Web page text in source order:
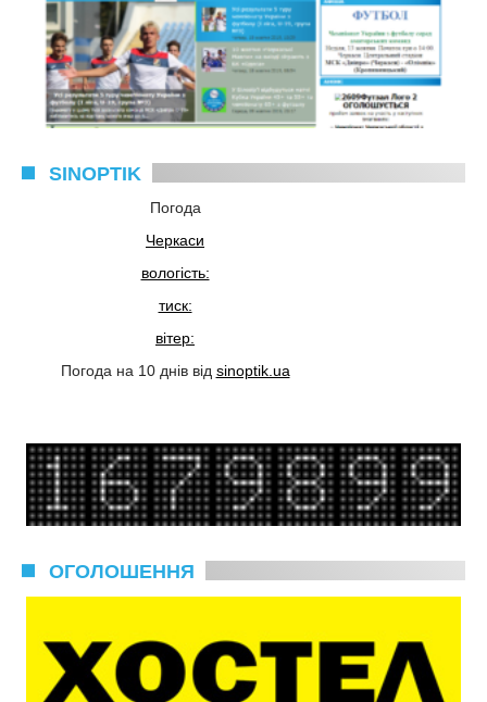
SINOPTIK
Погода
Черкаси
вологість:
тиск:
вітер:
Погода на 10 днів від sinoptik.ua
ОГОЛОШЕННЯ